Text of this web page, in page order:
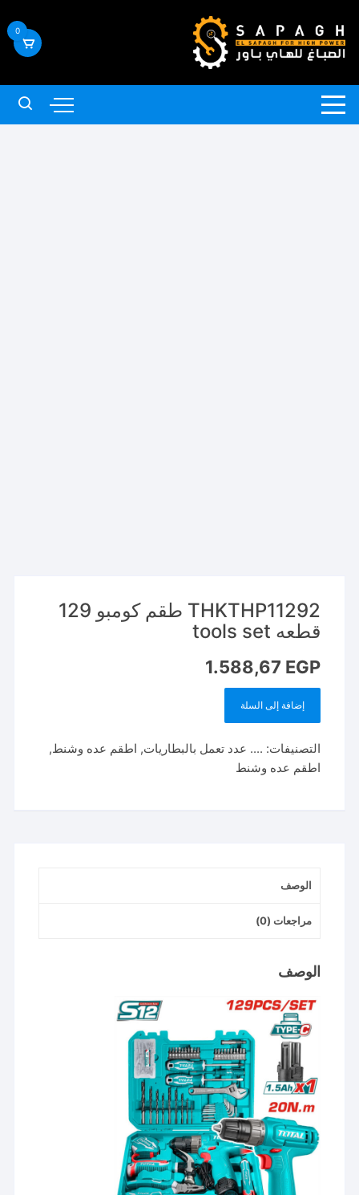
إلى
المحتوى
0
THKTHP11292 طقم كومبو 129
قطعه tools set
1.588,67 EGP
كمية
طقم
كومبو
إضافة إلى السلة
التصنيفات: .... عدد تعمل بالبطاريات, اطقم عده وشنط,
اطقم عده وشنط
الوصف
مراجعات (0)
الوصف